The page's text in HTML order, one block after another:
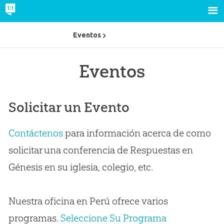
Eventos
Solicitar un Evento
Contáctenospara información acerca de como
solicitar una conferencia de Respuestas en
Génesis en su iglesia, colegio, etc.
Nuestra oficina en Perú ofrece varios
programas. Seleccione Su Programa
Eventos